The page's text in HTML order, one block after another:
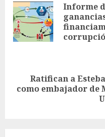
Informe
Ratifican a
como embajador de